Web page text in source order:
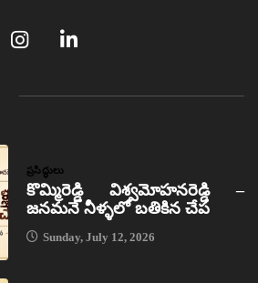
ప్రసిద్ధులు
కొమ్మిరెడ్డి విశ్వమోహనరెడ్డి –
జనమనే నీళ్ళలో బతికిన చేప
Sunday, July 12, 2026